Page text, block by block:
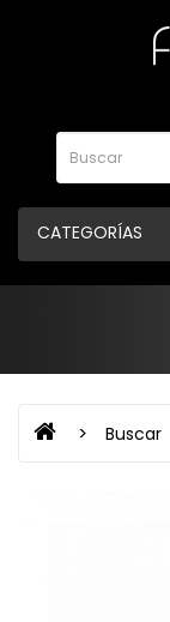
CATEGORÍAS
Buscar